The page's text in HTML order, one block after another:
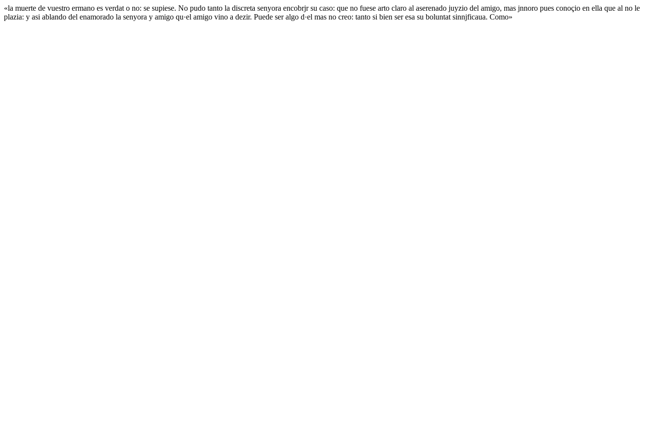
«la muerte de vuestro ermano es verdat o no: se supiese. No pudo tanto la discreta senyora encobrjr su caso: que no fuese arto claro al aserenado juyzio del amigo, mas jnnoro pues conoçio en ella que al no le
plazia: y asi ablando del enamorado la senyora y amigo qu·el amigo vino a dezir. Puede ser algo d·el mas no creo: tanto si bien ser esa su boluntat sinnjficaua. Como»